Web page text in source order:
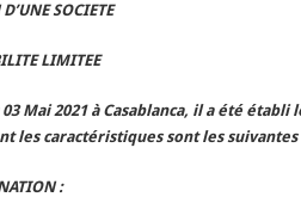
SOCIETE
LIMITEE
Mai 2021 à Casablanca, il a été établi
les caractéristiques sont les suivantes
: